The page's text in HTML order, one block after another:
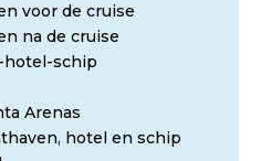
voor de cruise
na de cruise
hotel-schip
Arenas
hotel en schip